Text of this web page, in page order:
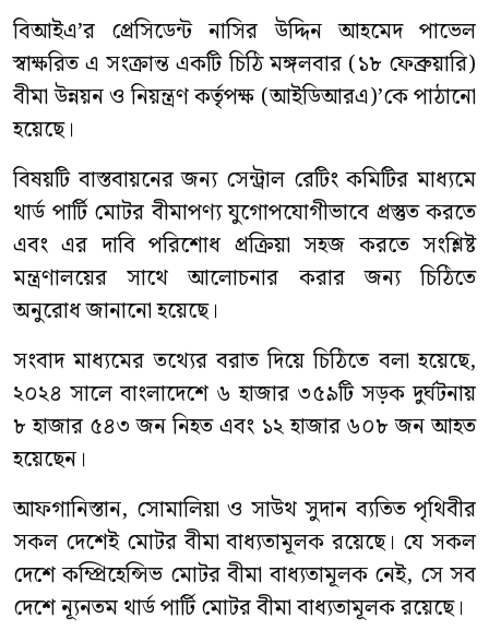
বিআইএ’র প্রেসিডেন্ট নাসির উদ্দিন আহমেদ পাভেল
স্বাক্ষরিত এ সংক্রান্ত একটি চিঠি মঙ্গলবার (১৮ ফেব্রুয়ারি)
বীমা উন্নয়ন ও নিয়ন্ত্রণ কর্তৃপক্ষ (আইডিআরএ)’কে পাঠানো
হয়েছে।
বিষয়টি বাস্তবায়নের জন্য সেন্ট্রাল রেটিং কমিটির মাধ্যমে
থার্ড পার্টি মোটর বীমাপণ্য যুগোপযোগীভাবে প্রস্তুত করতে
এবং এর দাবি পরিশোধ প্রক্রিয়া সহজ করতে সংশ্লিষ্ট
মন্ত্রণালয়ের সাথে আলোচনার করার জন্য চিঠিতে
অনুরোধ জানানো হয়েছে।
সংবাদ মাধ্যমের তথ্যের বরাত দিয়ে চিঠিতে বলা হয়েছে,
২০২৪ সালে বাংলাদেশে ৬ হাজার ৩৫৯টি সড়ক দুর্ঘটনায়
৮ হাজার ৫৪৩ জন নিহত এবং ১২ হাজার ৬০৮ জন আহত
হয়েছেন।
আফগানিস্তান, সোমালিয়া ও সাউথ সুদান ব্যতিত পৃথিবীর
সকল দেশেই মোটর বীমা বাধ্যতামূলক রয়েছে। যে সকল
দেশে কম্প্রিহেন্সিভ মোটর বীমা বাধ্যতামূলক নেই, সে সব
দেশে ন্যূনতম থার্ড পার্টি মোটর বীমা বাধ্যতামূলক রয়েছে।